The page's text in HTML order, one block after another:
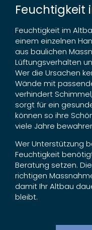
Feuchtigkeit
Feuchtigkeit im
einem einzelnen
aus baulichen
Lüftungsverhalten
Wer die Ursachen
Wände mit
verhindert
sorgt für ein
können so ihre
viele Jahre
Wer Unterstützung
Feuchtigkeit
Beratung setzen. Die
richtigen
damit Ihr Altbau
bleibt.